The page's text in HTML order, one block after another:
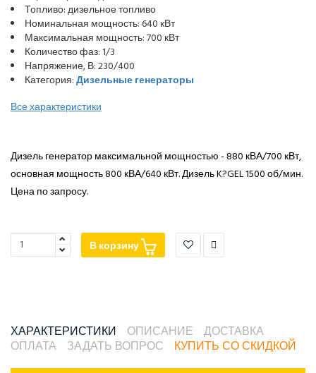
Топливо: дизельное топливо
Номинальная мощность: 640 кВт
Максимальная мощность: 700 кВт
Количество фаз: 1/3
Напряжение, В: 230/400
Категория:Дизельные генераторы
Все характеристики
Дизель генератор максимальной мощностью - 880 кВА/700 кВт,
основная мощность 800 кВА/640 кВт. Дизель K?GEL 1500 об/мин.
Цена по запросу.
В корзину
ХАРАКТЕРИСТИКИ ОПИСАНИЕ
ДОСТАВКА
ОПЛАТА
ЗАДАТЬ ВОПРОС КУПИТЬ СО СКИДКОЙ